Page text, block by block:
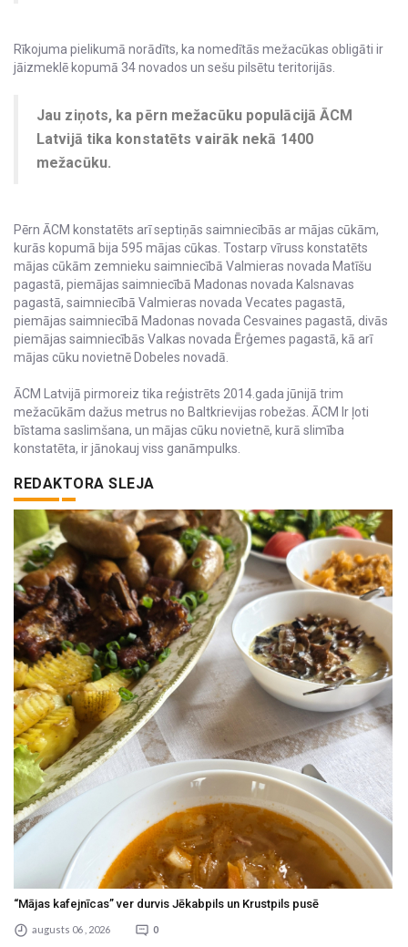
Rīkojuma pielikumā norādīts, ka nomedītās mežacūkas obligāti ir
jāizmeklē kopumā 34 novados un sešu pilsētu teritorijās.
Jau ziņots, ka pērn mežacūku populācijā ĀCM
Latvijā tika konstatēts vairāk nekā 1400
mežacūku.
Pērn ĀCM konstatēts arī septiņās saimniecībās ar mājas cūkām,
kurās kopumā bija 595 mājas cūkas. Tostarp vīruss konstatēts
mājas cūkām zemnieku saimniecībā Valmieras novada Matīšu
pagastā, piemājas saimniecībā Madonas novada Kalsnavas
pagastā, saimniecībā Valmieras novada Vecates pagastā,
piemājas saimniecībā Madonas novada Cesvaines pagastā, divās
piemājas saimniecībās Valkas novada Ērģemes pagastā, kā arī
mājas cūku novietnē Dobeles novadā.
ĀCM Latvijā pirmoreiz tika reģistrēts 2014.gada jūnijā trim
mežacūkām dažus metrus no Baltkrievijas robežas. ĀCM Ir ļoti
bīstama saslimšana, un mājas cūku novietnē, kurā slimība
konstatēta, ir jānokauj viss ganāmpulks.
REDAKTORA SLEJA
“Mājas kafejnīcas” ver durvis Jēkabpils un Krustpils pusē
augusts 06 , 2026 0